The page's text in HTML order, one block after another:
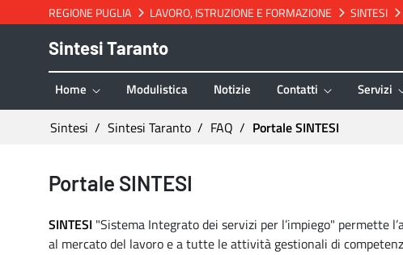
Salta al contenuto
REGIONE PUGLIA LAVORO, ISTRUZIONE E FORMAZIONE SINTESI
Sintesi Taranto
Home Modulistica Notizie Contatti Servizi
Ti trovi in:
Sintesi Sintesi Taranto FAQ Portale SINTESI
Portale SINTESI - Sintesi Taranto
Portale SINTESI
SINTESI "Sistema Integrato dei servizi per l’impiego" permette
al mercato del lavoro e a tutte leattività gestionali di